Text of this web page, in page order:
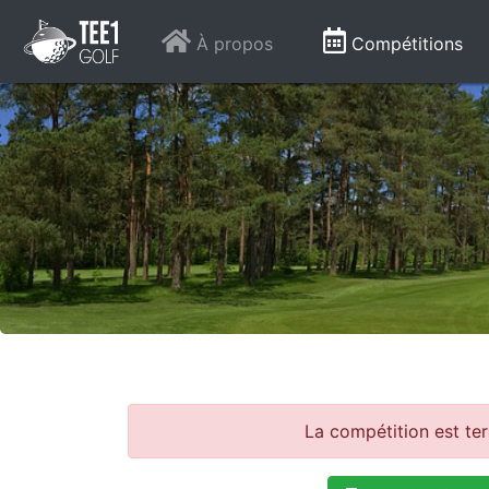
À propos Compétitions
La compétition est